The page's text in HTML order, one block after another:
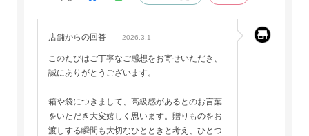
体に優しいであろう、珍しい玄米のお煎餅なら、お米の高騰も
ありますし、喜んで頂けるのではないかと思い、選びました。
店舗からの回答 2026.3.1
このたびはご丁寧なご感想をお寄せいただき、
誠にありがとうございます。
箱や袋につきまして、高級感があるとのお言葉
をいただき大変嬉しく思います。贈りものをお
渡しする瞬間も大切なひとときと考え、ひとつ